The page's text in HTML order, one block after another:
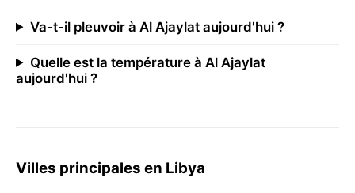
Va-t-il pleuvoir à Al Ajaylat aujourd'hui ?
Quelle est la température à Al Ajaylat
aujourd'hui ?
Villes principales en Libya